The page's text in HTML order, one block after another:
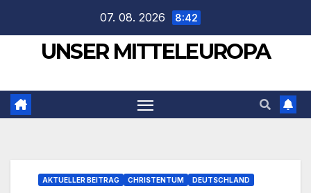
springen
07. 08. 2026 8:42
UNSER MITTELEUROPA
AKTUELLER BEITRAG CHRISTENTUM DEUTSCHLAND